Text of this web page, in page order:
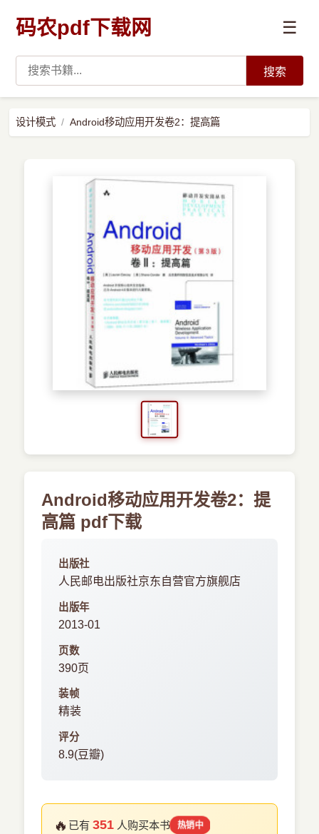
码农pdf下载网 ☰
预订书籍
搜索
设计模式 Android移动应用开发卷2：提高篇
Android移动应用开发卷2：提
高篇 pdf下载
出版社
人民邮电出版社京东自营官方旗舰店
出版年
2013-01
页数
390页
装帧
精装
评分
8.9(豆瓣)
🔥 已有351 人购买本书 热销中